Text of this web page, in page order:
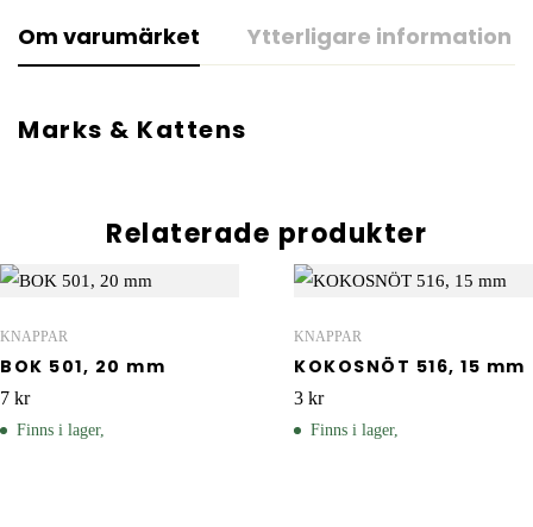
Om varumärket Ytterligare information
Marks & Kattens
Relaterade produkter
KNAPPAR
BOK 501, 20 mm
7 kr
Finns i lager,
KNAPPAR
KOKOSNÖT 516, 15 mm
3 kr
Finns i lager,